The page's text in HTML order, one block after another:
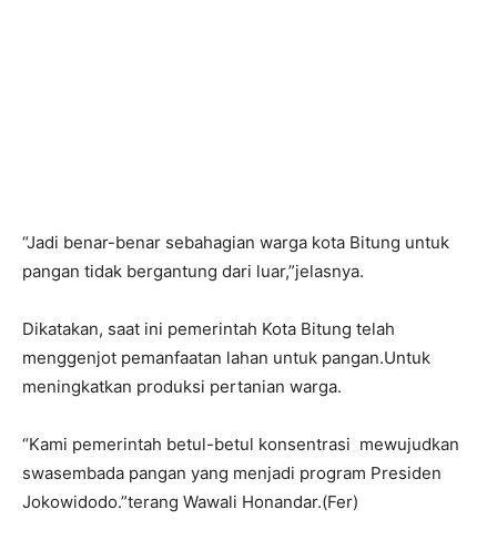
“Jadi benar-benar sebahagian warga kota Bitung untuk
pangan tidak bergantung dari luar,”jelasnya.
Dikatakan, saat ini pemerintah Kota Bitung telah
menggenjot pemanfaatan lahan untuk pangan.Untuk
meningkatkan produksi pertanian warga.
“Kami pemerintah betul-betul konsentrasi mewujudkan
swasembada pangan yang menjadi program Presiden
Jokowidodo.”terang Wawali Honandar.(Fer)